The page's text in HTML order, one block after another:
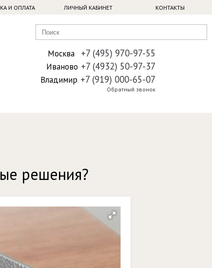
И ОПЛАТА ЛИЧНЫЙ КАБИНЕТ КОНТАКТЫ
Москва +7 (495) 970-97-55
Иваново +7 (4932) 50-97-37
Владимир +7 (919) 000-65-07
Обратный звонок
решения?